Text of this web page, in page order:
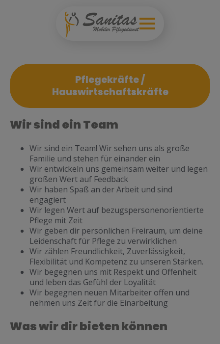
Pflegekräfte /
Hauswirtschaftskräfte
Wir sind ein Team
Wir sind ein Team! Wir sehen uns als große
Familie und stehen für einander ein
Wir entwickeln uns gemeinsam weiter und legen
großen Wert auf Feedback
Wir haben Spaß an der Arbeit und sind
engagiert
Wir legen Wert auf bezugspersonenorientierte
Pflege mit Zeit
Wir geben dir persönlichen Freiraum, um deine
Leidenschaft für Pflege zu verwirklichen
Wir zählen Freundlichkeit, Zuverlässigkeit,
Flexibilität und Kompetenz zu unseren Stärken.
Wir begegnen uns mit Respekt und Offenheit
und leben das Gefühl der Loyalität
Wir begegnen neuen Mitarbeiter offen und
nehmen uns Zeit für die Einarbeitung
Was wir dir bieten können